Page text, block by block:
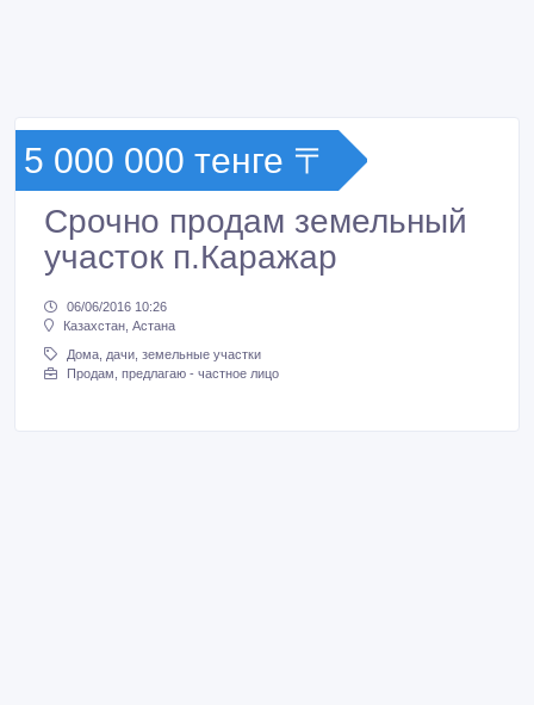
5 000 000 тенге 〒
Срочно продам земельный
участок п.Каражар
06/06/2016 10:26
Казахстан, Астана
Дома, дачи, земельные участки
Продам, предлагаю - частное лицо